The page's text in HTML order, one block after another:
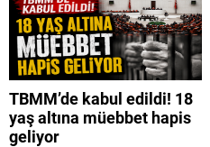
TBMM’de kabul edildi! 18
yaş altına müebbet hapis
geliyor